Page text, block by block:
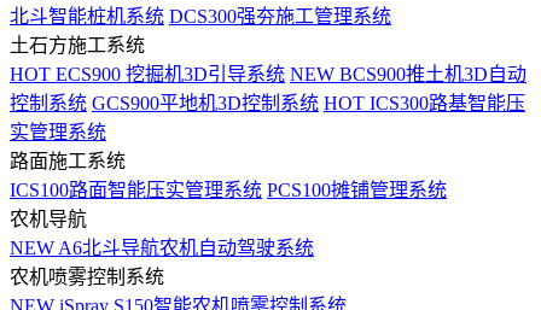
北斗智能桩机系统 DCS300强夯施工管理系统
土石方施工系统
HOT ECS900 挖掘机3D引导系统 NEW BCS900推土机3D自动
控制系统 GCS900平地机3D控制系统 HOT ICS300路基智能压
实管理系统
路面施工系统
ICS100路面智能压实管理系统 PCS100摊铺管理系统
农机导航
NEW A6北斗导航农机自动驾驶系统
农机喷雾控制系统
NEW iSpray S150智能农机喷雾控制系统